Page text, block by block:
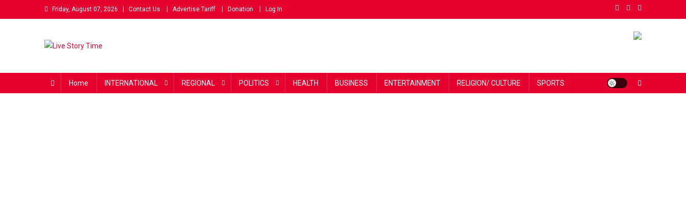
to
Friday, August 07, 2026 Contact Us Advertise Tariff Donation Log In
Home INTERNATIONAL REGIONAL POLITICS HEALTH BUSINESS ENTERTAINMENT RELIGION/ CULTURE SPORTS